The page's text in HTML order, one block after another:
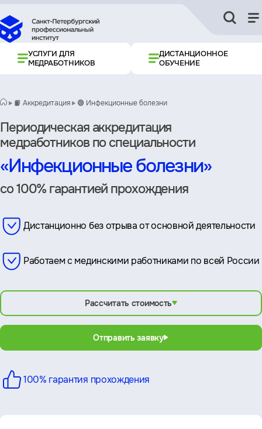
УСЛУГИ ДЛЯ
МЕДРАБОТНИКОВ
ДИСТАНЦИОННОЕ
ОБУЧЕНИЕ
📙 Аккредитация 🟢 Инфекционные болезни
Периодическая аккредитация
медработников по специальности
«Инфекционные болезни»
со 100% гарантией прохождения
Дистанционно без отрыва от основной деятельности
Работаем с мединскими работниками по всей России
Рассчитать стоимость
Отправить заявку
100% гарантия прохождения